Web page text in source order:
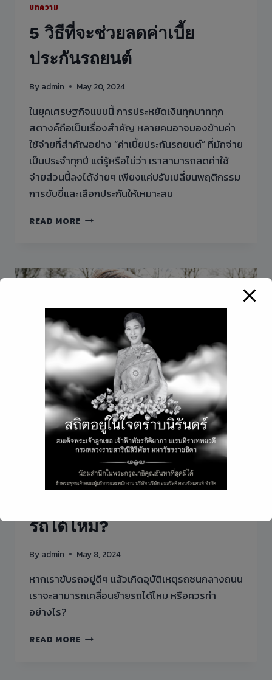
บทความ
5 วิธีที่จะช่วยลดค่าเบี้ย
ประกันรถยนต์
By admin May 20, 2024
ในยุคเศรษฐกิจแบบนี้ การประหยัดเงินทุกบาททุก
สตางค์ถือเป็นเรื่องสำคัญ หลายคนอาจมองข้ามค่า
ใช้จ่ายที่สำคัญอย่าง “ค่าเบี้ยประกันรถยนต์” ที่มักจ่าย
เป็นประจำทุกปี แต่รู้หรือไม่ว่า เราสามารถลดค่าใช้
จ่ายส่วนนี้ลงได้ง่ายๆ เพียงแค่ปรับเปลี่ยนพฤติกรรม
การขับขี่และเลือกประกันให้เหมาะสม
READ MORE 5
ช่วย
ลด
เบี้ย
รถยนต์
ขับรถอยู่ดีๆ แล้วเกิดอุบัติเหตุ
รถได้ไหม?
By admin May 8, 2024
หากเราขับรถอยู่ดีๆ แล้วเกิดอุบัติเหตุรถชนกลางถนน
เราจะสามารถเคลื่อนย้ายรถได้ไหม หรือควรทำ
อย่างไร?
READ MORE ขับ